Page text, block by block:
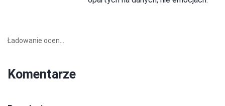
Ładowanie ocen...
Komentarze